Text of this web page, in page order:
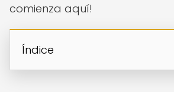
comienza aquí!
Índice